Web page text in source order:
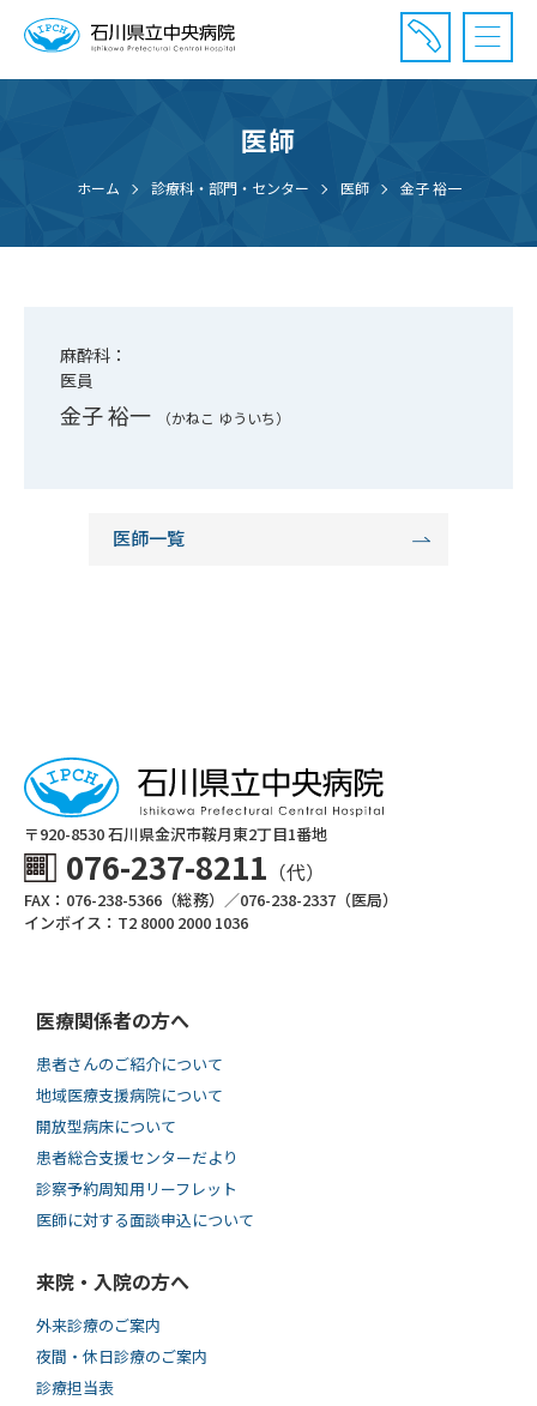
診療受付時間：午前8時20分〜午前11時20分まで
医師
ホーム 診療科・部門・センター 医師 金子 裕一
麻酔科：
医員
金子 裕一 （かねこ ゆういち）
医師一覧
〒920-8530 ⽯川県⾦沢市鞍⽉東2丁⽬1番地
076-237-8211 （代）
FAX：076-238-5366（総務）／076-238-2337（医局）
インボイス：T2 8000 2000 1036
医療関係者の方へ
患者さんのご紹介について
地域医療支援病院について
開放型病床について
患者総合支援センターだより
診察予約周知用リーフレット
医師に対する面談申込について
来院・入院の方へ
外来診療のご案内
夜間・休日診療のご案内
診療担当表